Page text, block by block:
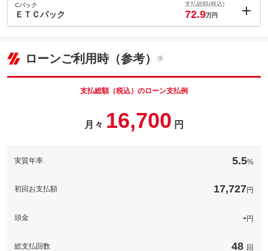
このパックの見積もり依頼（無料）
ョン価格
(税込)
車両本体価
Cパック
ＥＴＣパック
支払総額(税込)
72.9万円
車両本体価
55.8
ローンご利用時（参考）
支払総額（税込）のローン支払例
月々 16,700 円
実質年率 5.5%
初回お支払額 17,727円
頭金 -円
総支払回数 48 回